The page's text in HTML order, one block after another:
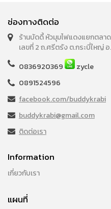
ช่องทางติดต่อ
ร้านบัดดี้ หัวมุมไฟแดงแยกตลาด
เลขที่ 2 ถ.ศรีตรัง ต.กระบี่ใหญ่
0836920369
zycle
0891524596
facebook.com/buddykrabi
buddykrabi@gmail.com
ติดต่อเรา
Information
เกี่ยวกับเรา
แผนที่